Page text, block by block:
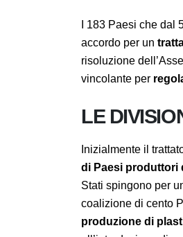
I 183 Paesi che
un accordo per un
2022 da una
strumento
LE
Inizialmente il
gruppo di Paesi
processo. Questi
incentivi il riciclo,